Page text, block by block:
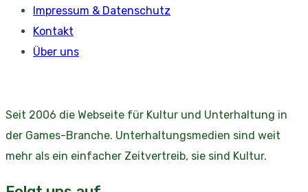
Impressum & Datenschutz
Kontakt
Über uns
Seit 2006 die Webseite für Kultur und Unterhaltung in
der Games-Branche. Unterhaltungsmedien sind weit
mehr als ein einfacher Zeitvertreib, sie sind Kultur.